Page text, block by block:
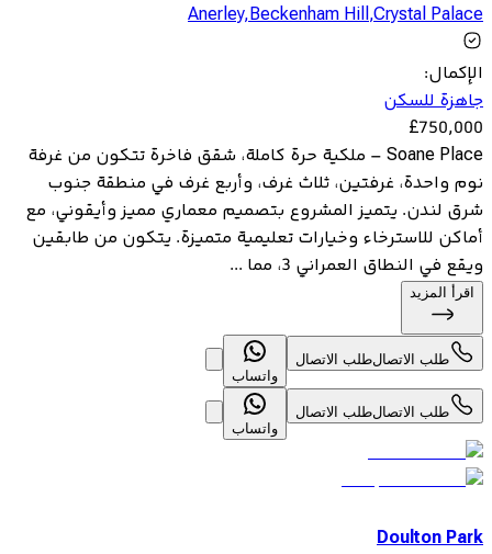
Anerley,Beckenham Hill,Crystal Palace
الإكمال:
جاهزة للسكن
£750,000
Soane Place – ملكية حرة كاملة، شقق فاخرة تتكون من غرفة
نوم واحدة، غرفتين، ثلاث غرف، وأربع غرف في منطقة جنوب
شرق لندن. يتميز المشروع بتصميم معماري مميز وأيقوني، مع
أماكن للاسترخاء وخيارات تعليمية متميزة. يتكون من طابقين
ويقع في النطاق العمراني 3، مما ...
اقرأ المزيد
طلب الاتصالطلب الاتصال
واتساب
طلب الاتصالطلب الاتصال
واتساب
Doulton Park